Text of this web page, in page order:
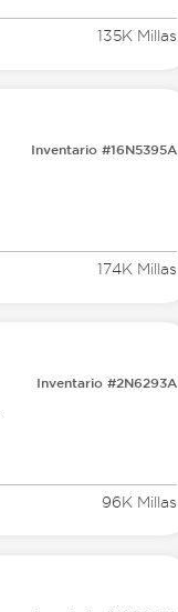
135K Millas
Inventario #16N5395A
174K Millas
Inventario #2N6293A
96K Millas